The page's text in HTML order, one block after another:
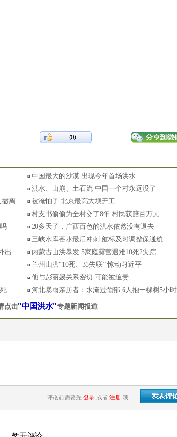
(0)
中国最大的沙漠 出现今年首场洪水
洪水、山崩、土石流 中国一个村永远没了
撤离
被淹怕了 北京最高大坝开工
村支书偷偷为全村交了8年 村民获赔百万元
20多天了，广西百色的洪水依然没有退去
三峡水库蓄水最后冲刺 航标及时调整保通航
出
内蒙古山洪暴发 5家庭露营遇难10死2失踪
兰州山洪“10死、33失联” 惊动习近平
他与彭丽媛关系密切 可能被追责
河北暴雨亲历者：水淹过颈部 6人抱一棵树5小时
点击"中国洪水"专题新闻报道
评论前需要先 登录 或者 注册 哦